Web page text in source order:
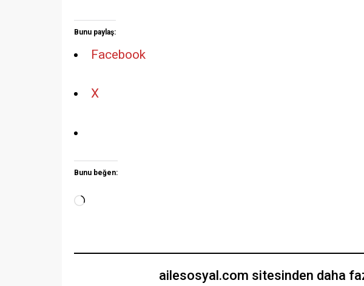
Bunu paylaş:
Facebook
X
Bunu beğen:
ailesosyal.com sitesinden daha